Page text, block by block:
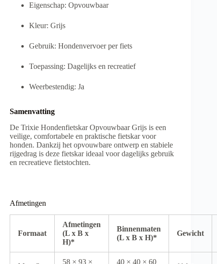
Eigenschap: Opvouwbaar
Kleur: Grijs
Gebruik: Hondenvervoer per fiets
Toepassing: Dagelijks en recreatief
Weerbestendig: Ja
Samenvatting
De Trixie Hondenfietskar Opvouwbaar Grijs is een
veilige, comfortabele en praktische fietskar voor
honden. Dankzij het opvouwbare ontwerp en stabiele
rijgedrag is deze fietskar ideaal voor dagelijks gebruik
en recreatieve fietstochten.
Afmetingen
Formaat
Afmetingen
(L x B x
H)*
Binnenmaten
(L x B x H)*
Gewicht
58 × 93 ×
40 × 40 × 60